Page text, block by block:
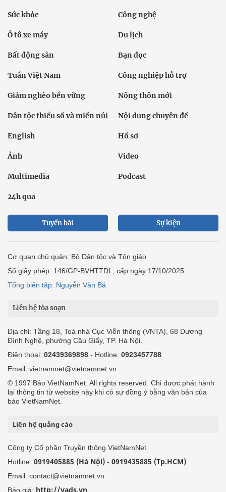
Sức khỏe Công nghệ
Ô tô xe máy Du lịch
Bất động sản Bạn đọc
Tuần Việt Nam Công nghiệp hỗ trợ
Giảm nghèo bền vững Nông thôn mới
Dân tộc thiểu số và miền núi Nội dung chuyên đề
English Hồ sơ
Ảnh Video
Multimedia Podcast
24h qua
Tuyến bài Sự kiện
Cơ quan chủ quản: Bộ Dân tộc và Tôn giáo
Số giấy phép: 146/GP-BVHTTDL, cấp ngày 17/10/2025
Tổng biên tập: Nguyễn Văn Bá
Liên hệ tòa soạn
Địa chỉ: Tầng 18, Toà nhà Cục Viễn thông (VNTA), 68 Dương
Đình Nghệ, phường Cầu Giấy, TP. Hà Nội.
Điện thoại: 02439369898 - Hotline: 0923457788
Email: vietnamnet@vietnamnet.vn
© 1997 Báo VietNamNet. All rights reserved. Chỉ được phát hành
lại thông tin từ website này khi có sự đồng ý bằng văn bản của
báo VietNamNet.
Liên hệ quảng cáo
Công ty Cổ phần Truyền thông VietNamNet
Hotline: 0919405885 (Hà Nội) - 0919435885 (Tp.HCM)
Email: contact@vietnamnet.vn
Báo giá: http://vads.vn